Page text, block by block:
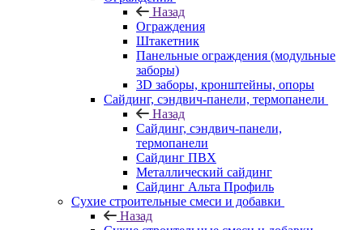
Назад
Ограждения
Штакетник
Панельные ограждения (модульные
заборы)
3D заборы, кронштейны, опоры
Cайдинг, сэндвич-панели, термопанели
Назад
Cайдинг, сэндвич-панели,
термопанели
Сайдинг ПВХ
Металлический сайдинг
Сайдинг Альта Профиль
Сухие строительные смеси и добавки
Назад